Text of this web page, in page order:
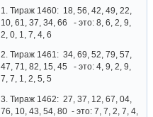
1. Тираж 1460: 18, 56, 42, 49, 22,
10, 61, 37, 34, 66 - это: 8, 6, 2, 9,
2, 0, 1, 7, 4, 6
2. Тираж 1461: 34, 69, 52, 79, 57,
47, 71, 82, 15, 45 - это: 4, 9, 2, 9,
7, 7, 1, 2, 5, 5
3. Тираж 1462: 27, 37, 12, 67, 04,
76, 10, 43, 54, 80 - это: 7, 7, 2, 7, 4,